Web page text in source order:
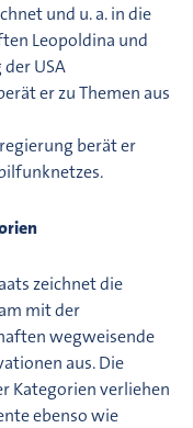
und u. a. in die
Leopoldina und
USA
er zu Themen aus
berät er
zeichnet die
mit der
wegweisende
aus. Die
Kategorien verliehen
ebenso wie